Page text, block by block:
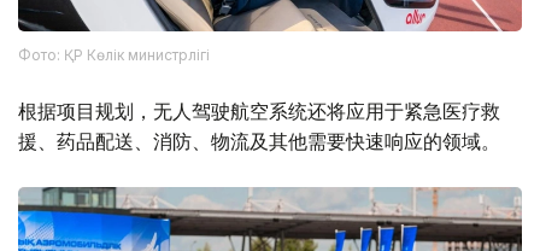
Фото: ҚР Көлік министрлігі
根据项目规划，无人驾驶航空系统还将应用于紧急医疗救
援、药品配送、消防、物流及其他需要快速响应的领域。